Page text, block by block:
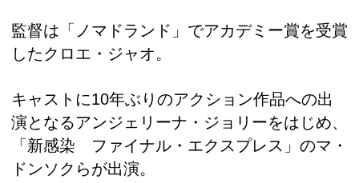
監督は「ノマドランド」でアカデミー賞を受賞
したクロエ・ジャオ。
キャストに10年ぶりのアクション作品への出
演となるアンジェリーナ・ジョリーをはじめ、
「新感染 ファイナル・エクスプレス」のマ・
ドンソクらが出演。